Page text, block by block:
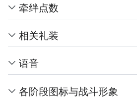
牵绊点数
相关礼装
语音
各阶段图标与战斗形象